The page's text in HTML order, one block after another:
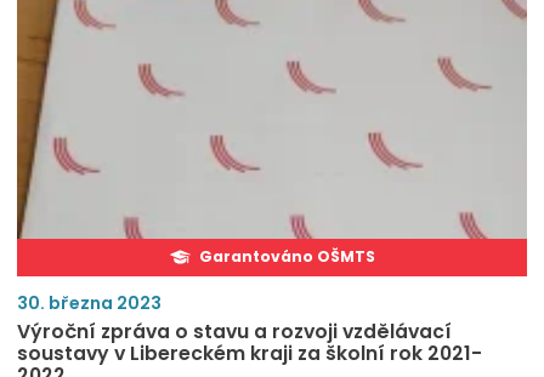
Garantováno OŠMTS
30. března 2023
Výroční zpráva o stavu a rozvoji vzdělávací
soustavy v Libereckém kraji za školní rok 2021-